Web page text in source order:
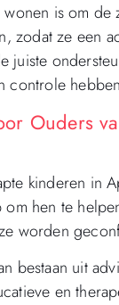
is om
zodat ze een
juiste
controle
Ouders
kinderen in
hen te
worden
bestaan uit
en